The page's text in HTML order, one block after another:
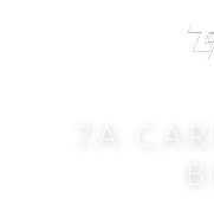
7A